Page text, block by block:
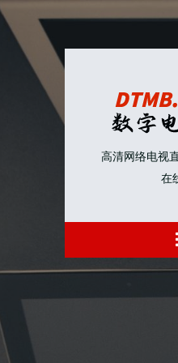
高清网络电视
在